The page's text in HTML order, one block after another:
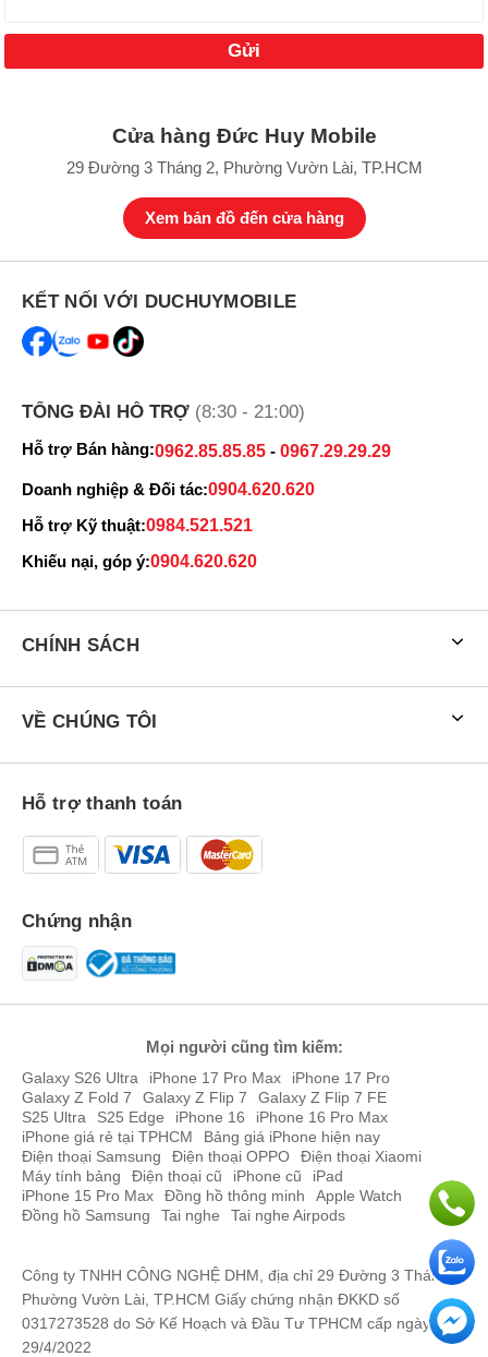
Cửa hàng Đức Huy Mobile
29 Đường 3 Tháng 2, Phường Vườn Lài, TP.HCM
Xem bản đồ đến cửa hàng
KẾT NỐI VỚI DUCHUYMOBILE
TỔNG ĐÀI HỖ TRỢ (8:30 - 21:00)
Hỗ trợ Bán hàng:0962.85.85.85 - 0967.29.29.29
Doanh nghiệp & Đối tác:0904.620.620
Hỗ trợ Kỹ thuật:0984.521.521
Khiếu nại, góp ý:0904.620.620
CHÍNH SÁCH
VỀ CHÚNG TÔI
Hỗ trợ thanh toán
Chứng nhận
Mọi người cũng tìm kiếm:
Galaxy S26 Ultra iPhone 17 Pro Max
iPhone 17 Pro
Galaxy Z Fold 7
Galaxy Z Flip 7
Galaxy Z Flip 7 FE
S25 Ultra
S25 Edge iPhone 16
iPhone 16 Pro Max
iPhone giá rẻ tại TPHCM
Bảng giá iPhone hiện nay
Điện thoại Samsung
Điện thoại OPPO
Điện thoại Xiaomi
Máy tính bảng
Điện thoại cũ iPhone cũ
iPad
iPhone 15 Pro Max
Đồng hồ thông minh
Apple Watch
Đồng hồ Samsung
Tai nghe Tai nghe Airpods
Công ty TNHH CÔNG NGHỆ DHM, địa chỉ 29 Đường 3 Tháng 2,
Phường Vườn Lài, TP.HCM Giấy chứng nhận ĐKKD số
0317273528 do Sở Kế Hoạch và Đầu Tư TPHCM cấp ngày
29/4/2022